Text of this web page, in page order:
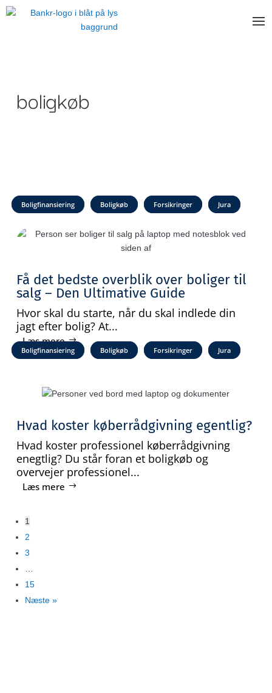
boligkøb
Boligfinansiering Boligkøb Forsikringer Jura
Få det bedste overblik over boliger til
salg – Den Ultimative Guide
Hvor skal du starte, når du skal indlede din
jagt efter bolig? At...
Læs mere
Boligfinansiering Boligkøb Forsikringer Jura
Hvad koster køberrådgivning egentlig?
Hvad koster professionel køberrådgivning
enegtlig? Du står foran et boligkøb og
overvejer professionel...
Læs mere
1
2
3
15
Næste »